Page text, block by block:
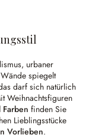
urbaner
spiegelt
darf sich natürlich
Weihnachtsfiguren
finden Sie
Lieblingsstücke
Vorlieben.